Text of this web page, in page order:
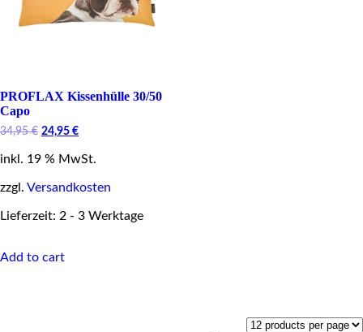
PROFLAX Kissenhülle 30/50
Capo
34,95€ Original
was:
24,95 €Current
is:
inkl. 19 % MwSt.
zzgl. Versandkosten
Lieferzeit: 2 - 3 Werktage
Add to cart